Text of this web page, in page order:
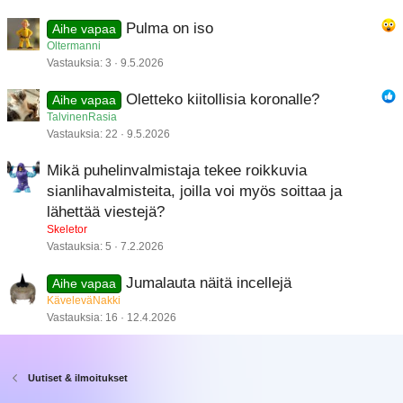
Aihe vapaa Pulma on iso
Oltermanni
Vastauksia 3 9.5.2026
Aihe vapaa Oletteko kiitollisia koronalle?
TalvinenRasia
Vastauksia 22 9.5.2026
Mikä puhelinvalmistaja tekee roikkuvia
sianlihavalmisteita, joilla voi myös soittaa ja
lähettää viestejä?
Skeletor
Vastauksia 5 7.2.2026
Aihe vapaa Jumalauta näitä incellejä
KäveleväNakki
Vastauksia 16 12.4.2026
Uutiset & ilmoitukset